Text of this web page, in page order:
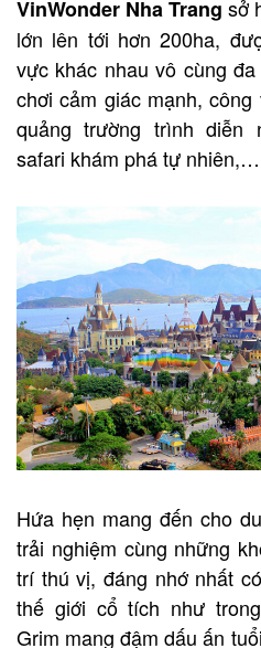
VinWonder Nha Trang sở
lớn lên tới hơn 200ha,
vực khác nhau vô cùng
chơi cảm giác mạnh,
quảng trường trình diễn
safari khám phá tự nhiên,…
Hứa hẹn mang đến cho
trải nghiệm cùng những
trí thú vị, đáng nhớ nhất
thế giới cổ tích như
Grim mang đậm dấu ấn